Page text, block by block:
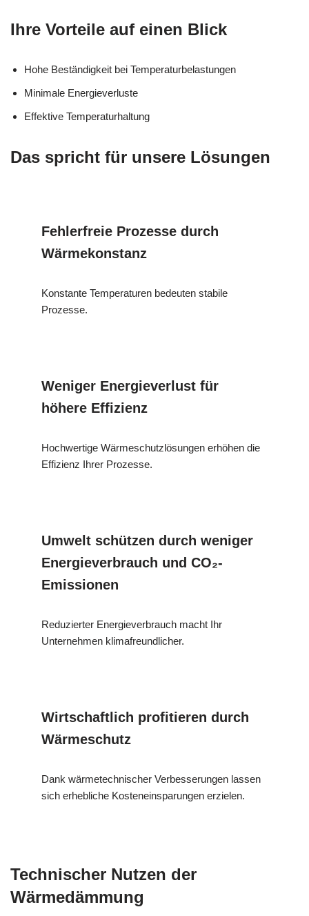
Ihre Vorteile auf einen Blick
Hohe Beständigkeit bei Temperaturbelastungen
Minimale Energieverluste
Effektive Temperaturhaltung
Das spricht für unsere Lösungen
Fehlerfreie Prozesse durch
Wärmekonstanz
Konstante Temperaturen bedeuten stabile
Prozesse.
Weniger Energieverlust für
höhere Effizienz
Hochwertige Wärmeschutzlösungen erhöhen die
Effizienz Ihrer Prozesse.
Umwelt schützen durch weniger
Energieverbrauch und CO₂-
Emissionen
Reduzierter Energieverbrauch macht Ihr
Unternehmen klimafreundlicher.
Wirtschaftlich profitieren durch
Wärmeschutz
Dank wärmetechnischer Verbesserungen lassen
sich erhebliche Kosteneinsparungen erzielen.
Technischer Nutzen der
Wärmedämmung